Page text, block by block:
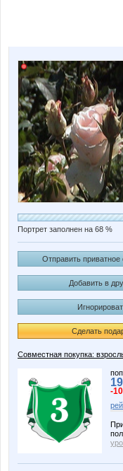
Портрет заполнен на 68 %
Отправить
Добавить в
Сделать
Совместная покупка:
-